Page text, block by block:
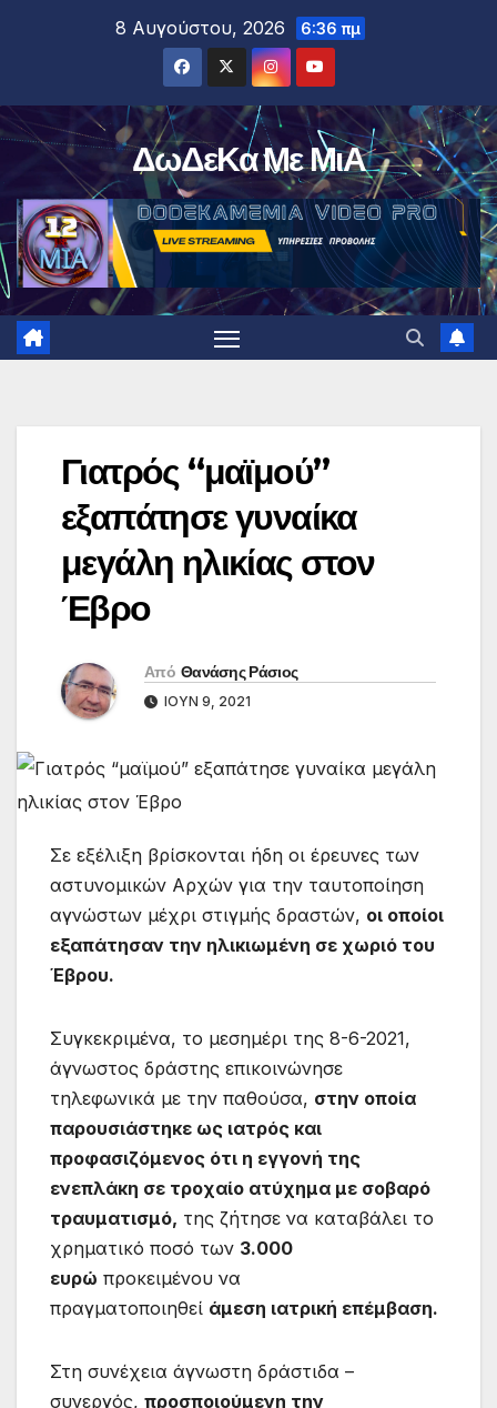
8 Αυγούστου, 2026 6:36 πμ
ΔωΔεΚα Με ΜιΑ
Γιατρός “μαϊμού”
εξαπάτησε γυναίκα
μεγάλη ηλικίας στον
Έβρο
Από Θανάσης Ράσιος
ΙΟΎΝ 9, 2021
Σε εξέλιξη βρίσκονται ήδη οι έρευνες των
αστυνομικών Αρχών για την ταυτοποίηση
αγνώστων μέχρι στιγμής δραστών, οι οποίοι
εξαπάτησαν την ηλικιωμένη σε χωριό του
Έβρου.
Συγκεκριμένα, το μεσημέρι της 8-6-2021,
άγνωστος δράστης επικοινώνησε
τηλεφωνικά με την παθούσα, στην οποία
παρουσιάστηκε ως ιατρός και
προφασιζόμενος ότι η εγγονή της
ενεπλάκη σε τροχαίο ατύχημα με σοβαρό
τραυματισμό, της ζήτησε να καταβάλει το
χρηματικό ποσό των 3.000
ευρώ προκειμένου να
πραγματοποιηθεί άμεση ιατρική επέμβαση.
Στη συνέχεια άγνωστη δράστιδα –
συνεργός, προσποιούμενη την